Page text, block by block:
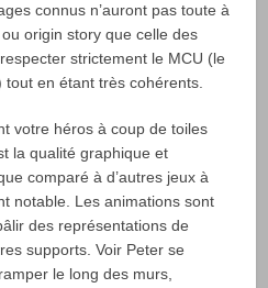
connus n’auront pas toute à
origin story que celle des
strictement le MCU (le
en étant très cohérents.
votre héros à coup de toiles
la qualité graphique et
comparé à d’autres jeux à
notable. Les animations sont
des représentations de
supports. Voir Peter se
le long des murs,